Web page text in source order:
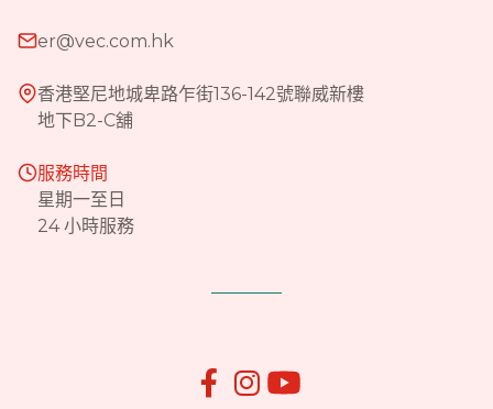
er@vec.com.hk
香港堅尼地城卑路乍街136-142號聯威新樓
地下B2-C舖
服務時間
星期一至日
24 小時服務
 